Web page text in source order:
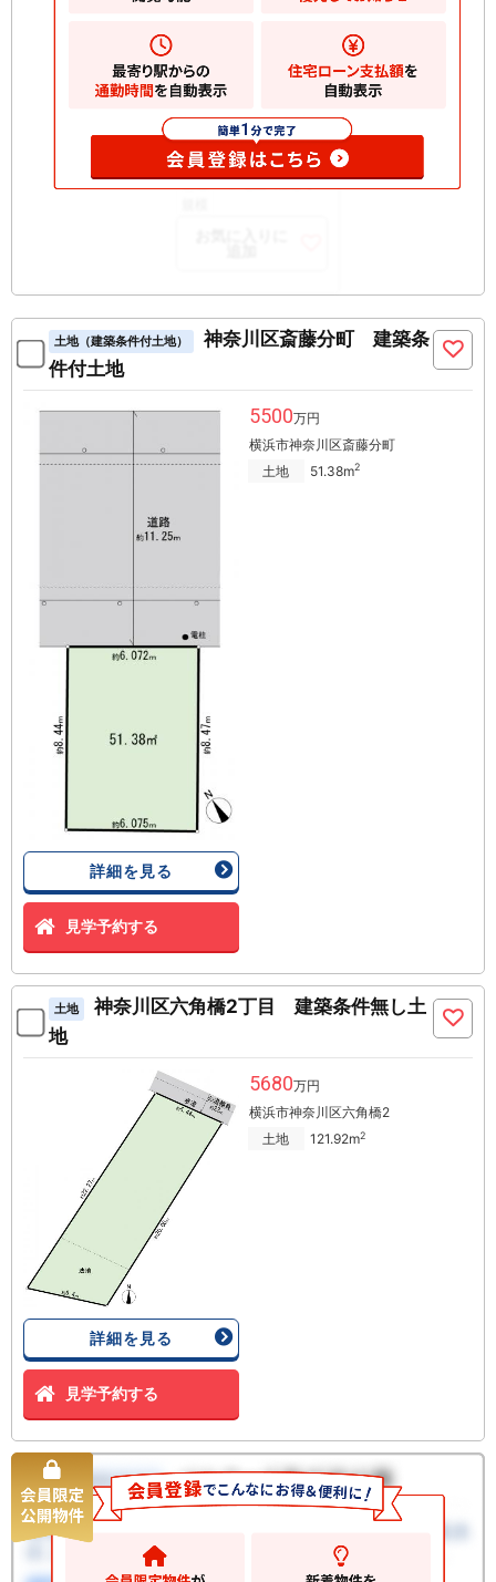
所在 1階
部向
南西
構造 RC 地上5階建て
土地（建築条件付土地）
神奈川区斎藤分町 建築条
件付土地
詳細を見る
見学予約する
5500万円
横浜市神奈川区斎藤分町
土地
51.38m2
土地
神奈川区六角橋2丁目 建築条件無し土
地
詳細を見る
見学予約する
5680万円
横浜市神奈川区六角橋2
土地
121.92m2